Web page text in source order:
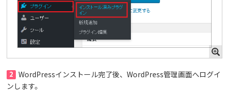
2
WordPressインストール完了後、WordPress管理画面へログイ
ンします。